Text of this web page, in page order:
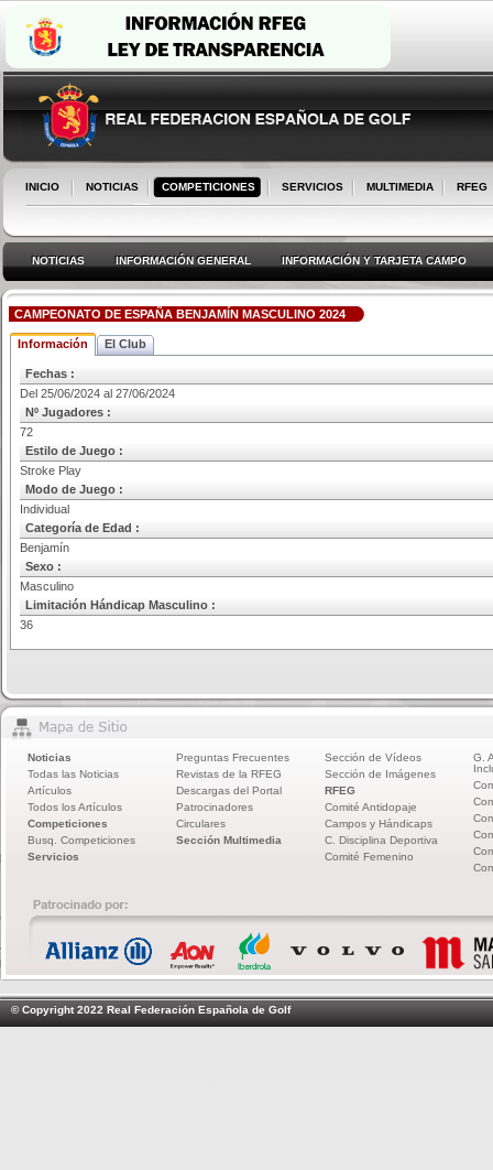
INICIO NOTICIAS COMPETICIONES SERVICIOS MULTIMEDIA RFEG
NOTICIAS INFORMACIÓN GENERAL INFORMACIÓN Y TARJETA CAMPO
CAMPEONATO DE ESPAÑA BENJAMÍN MASCULINO 2024
Información El Club
Fechas :
Del 25/06/2024 al 27/06/2024
Nº Jugadores :
72
Estilo de Juego :
Stroke Play
Modo de Juego :
Individual
Categoría de Edad :
Benjamín
Sexo :
Masculino
Limitación Hándicap Masculino :
36
Noticias
Todas las Noticias
Artículos
Todos los Artículos
Competiciones
Busq. Competiciones
Servicios
Preguntas Frecuentes
Revistas de la RFEG
Descargas del Portal
Patrocinadores
Circulares
Sección Multimedia
Sección de Vídeos
Sección de Imágenes
RFEG
Comité Antidopaje
Campos y Hándicaps
C. Disciplina Deportiva
Comité Femenino
G.
© Copyright 2022 Real Federación Española de Golf